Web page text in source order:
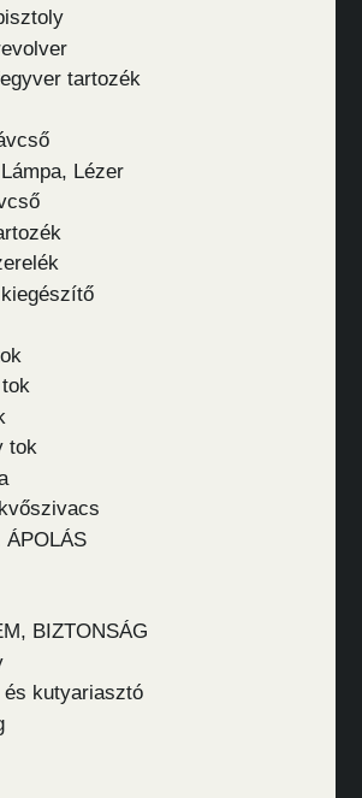
tartozék
Lézer
tok
ÁPOLÁS
BIZTONSÁG
és kutyariasztó